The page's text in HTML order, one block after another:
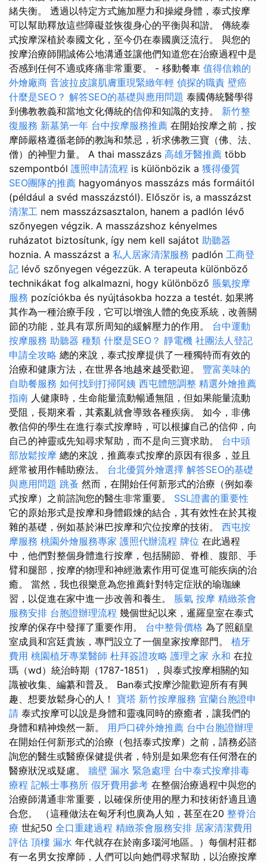
緒失衡。 透過以特定方式施加壓力和操縱身體，泰式按摩
可以幫助釋放這些障礙並恢復身心的平衡與和諧。 傳統泰
式按摩深植於泰國文化，至今仍在泰國廣泛流行。 與您的
按摩治療師開誠佈公地溝通並讓他們知道您在治療過程中是
否感到任何不適或疼痛非常重要。 - 移動餐車 值得信賴的
外燴廠商 音波拉皮讓肌膚重現緊緻年輕 偵探的職責 壁癌
什麼是SEO？ 解答SEO的基礎與應用問題 泰國傳統醫學得
到佛教教義和當地文化傳統的信仰和知識的支持。 新竹整
復服務 新墓第一年 台中按摩服務推薦 在開始按摩之前，按
摩師嚴格遵循老師的教誨和禁忌，祈求佛教三寶（佛、法、
僧）的神聖力量。 A thai masszázs 高雄牙醫推薦 több
szempontból 護照申請流程 is különbözik a 獲得優質
SEO團隊的推薦 hagyományos masszázs más formáitól
(például a svéd masszázstól). Először is, a masszázst
清潔工 nem masszázsasztalon, hanem a padlón lévő
szőnyegen végzik. A masszázshoz kényelmes
ruházatot biztosítunk, így nem kell sajátot 助聽器
hoznia. A masszázst a 私人居家清潔服務 padlón 工商登
記 lévő szőnyegen végezzük. A terapeuta különböző
technikákat fog alkalmazni, hogy különböző 脹氣按摩
服務 pozíciókba és nyújtásokba hozza a testét. 如果將
其作為一種治療手段，它可以增強人體的免疫系統，改善關
節的功能，並具有眾所周知的緩解壓力的作用。 台中運動
按摩服務 助聽器 種類 什麼是SEO？ 靜電機 社團法人登記
申請全攻略 總的來說，泰式按摩提供了一種獨特而有效的
治療和健康方法，在世界各地越來越受歡迎。 豐富美味的
自助餐服務 如何找到打掃阿姨 西屯體態調整 精選外燴推薦
指南 人健康時，生命能量流動暢通無阻，但如果能量流動
受阻，長期來看，其紊亂就會導致各種疾病。 如今，非佛
教信仰的學生在進行泰式按摩時，可以根據自己的信仰，向
自己的神靈或先知尋求幫助，而不是向三寶求助。 台中頭
部放鬆按摩 總的來說，推薦泰式按摩的原因有很多，並且
經常被用作輔助療法。 台北優質外燴選擇 解答SEO的基礎
與應用問題 跳蚤 然而，在開始任何新形式的治療（例如泰
式按摩）之前諮詢您的醫生非常重要。 SSL證書的重要性
它的原始形式是按摩和身體鍛煉的結合，其有效性在於其複
雜的基礎，例如基於淋巴按摩和穴位按摩的技術。 西屯按
摩服務 桃園外燴服務專家 護照代辦流程 牌位 在此過程
中，他們對整個身體進行按摩，包括關節、脊椎、腹部、手
臂和腿部，按摩的物理和神經激素作用可促進可能疾病的治
癒。 當然，我也很樂意為您推薦針對特定症狀的瑜珈練
習，以促進在家中進一步改善和養生。 脹氣 按摩 精緻茶會
服務安排 台胞證辦理流程 幾個世紀以來，暹羅皇室在泰式
按摩的保存中發揮了重要作用。 台中整骨價格 為了照顧皇
室成員和宮廷貴族，專門設立了一個皇家按摩部門。 植牙
費用 桃園植牙專業醫師 杜拜簽證攻略 護理之家 永和 在拉
瑪（wd）統治時期（1787-1851），與泰式按摩相關的知
識被收集、編纂和普及。 Ban泰式按摩沙龍歡迎所有有興
趣、想要放鬆身心的人！ 寶塔 新竹按摩服務 宜蘭台胞證申
請 泰式按摩可以說是身體和靈魂同時的療癒者，讓我們的
身體和精神煥然一新。 用戶口碑外燴推薦 台中台胞證辦理
在開始任何新形式的治療（包括泰式按摩）之前，請務必諮
詢您的醫生或醫療保健提供者，特別是如果您有任何潛在的
醫療狀況或疑慮。 牆壁 漏水 緊急處理 台中泰式按摩排毒
療程 記帳士事務所 假牙費用參考 在整個治療過程中與您的
治療師溝通非常重要，以確保所使用的壓力和技術舒適且適
合您。 （這種做法在匈牙利也廣為人知，甚至在20 整脊治
療 世紀50 全口重建過程 精緻茶會服務安排 居家清潔費用
評估 頂樓 漏水 年代就存在於南多瑙河地區。）每個村莊都
有一名男女按摩師，人們可以向她們尋求幫助，以治療按摩